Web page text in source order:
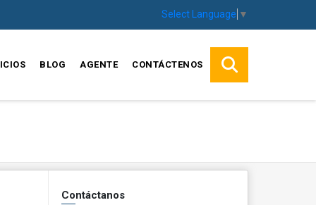
Select Language ▼
BLOG AGENTE CONTÁCTENOS
Contáctanos